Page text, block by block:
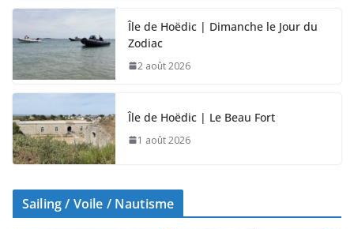
Île de Hoëdic | Dimanche le Jour du
Zodiac
2 août 2026
Île de Hoëdic | Le Beau Fort
1 août 2026
Sailing / Voile / Nautisme